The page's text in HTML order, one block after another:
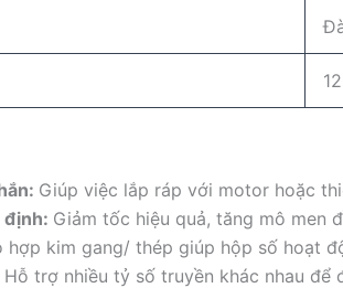
Giúp việc lắp ráp với motor hoặc
định: Giảm tốc hiệu quả, tăng mô men
hợp kim gang/ thép giúp hộp số hoạt
Hỗ trợ nhiều tỷ số truyền khác nhau